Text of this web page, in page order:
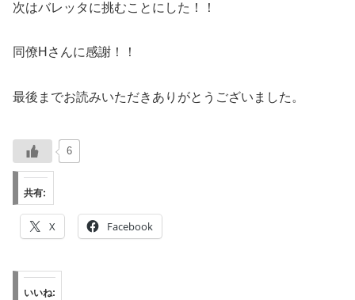
次はバレッタに挑むことにした！！
同僚Hさんに感謝！！
最後までお読みいただきありがとうございました。
6
共有:
X Facebook
いいね: